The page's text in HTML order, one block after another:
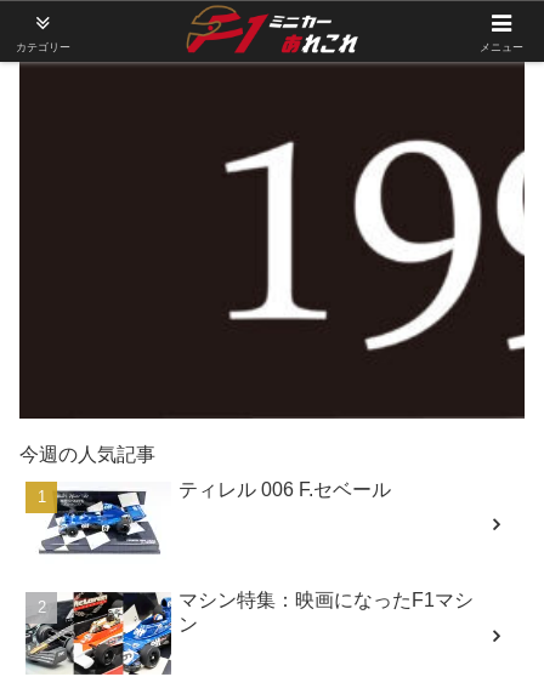
今週の人気記事
ティレル 006 F.セベール
マシン特集：映画になったF1マシ
ン
カテゴリー メニュー